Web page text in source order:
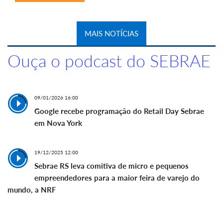
MAIS NOTÍCIAS
Ouça o podcast do SEBRAE
09/01/2026 16:00
Google recebe programação do Retail Day Sebrae
em Nova York
19/12/2025 12:00
Sebrae RS leva comitiva de micro e pequenos
empreendedores para a maior feira de varejo do
mundo, a NRF